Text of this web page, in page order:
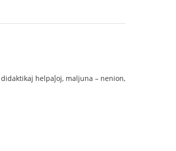
helpaĵoj, maljuna – nenion,